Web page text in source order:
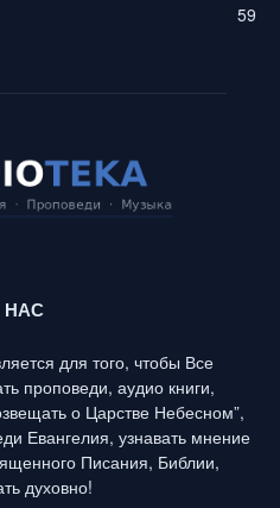
59
НАС
для того, чтобы Все
проповеди, аудио книги,
о Царстве Небесном”,
Евангелия, узнавать мнение
Писания, Библии,
духовно!